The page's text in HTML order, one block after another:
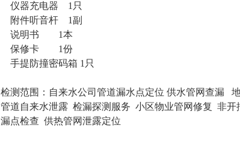
仪器充电器 1只
附件听音杆 1副
说明书 1本
保修卡 1份
手提防撞密码箱 1只
检测范围：自来水公司管道漏水点定位 供水管网查漏
管道自来水泄露 检漏探测服务 小区物业管网修复 非
漏点检查 供热管网泄露定位